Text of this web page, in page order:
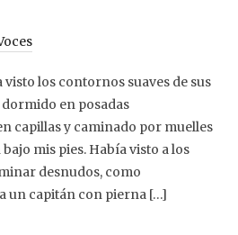
visto los contornos suaves de sus
en posadas
capillas y caminado por muelles
mis pies. Había visto a los
desnudos, como
un capitán con pierna […]